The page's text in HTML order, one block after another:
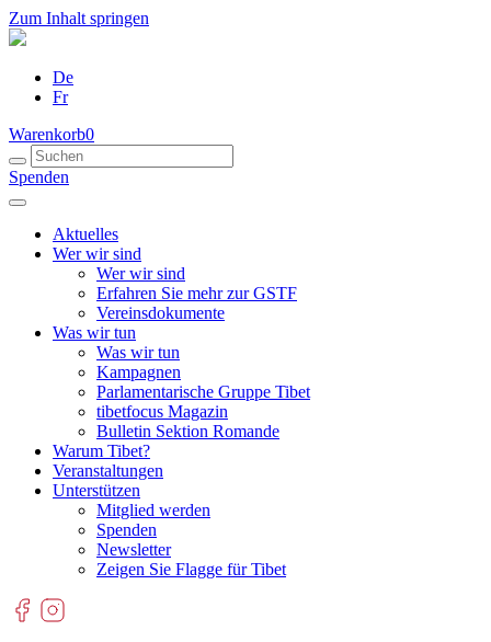
Zum Inhalt springen
De
Fr
Warenkorb0
Spenden
Aktuelles
Wer wir sind
Wer wir sind
Erfahren Sie mehr zur GSTF
Vereinsdokumente
Was wir tun
Was wir tun
Kampagnen
Parlamentarische Gruppe Tibet
tibetfocus Magazin
Bulletin Sektion Romande
Warum Tibet?
Veranstaltungen
Unterstützen
Mitglied werden
Spenden
Newsletter
Zeigen Sie Flagge für Tibet